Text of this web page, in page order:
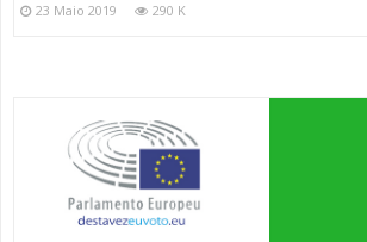
23 Maio 2019 290 K